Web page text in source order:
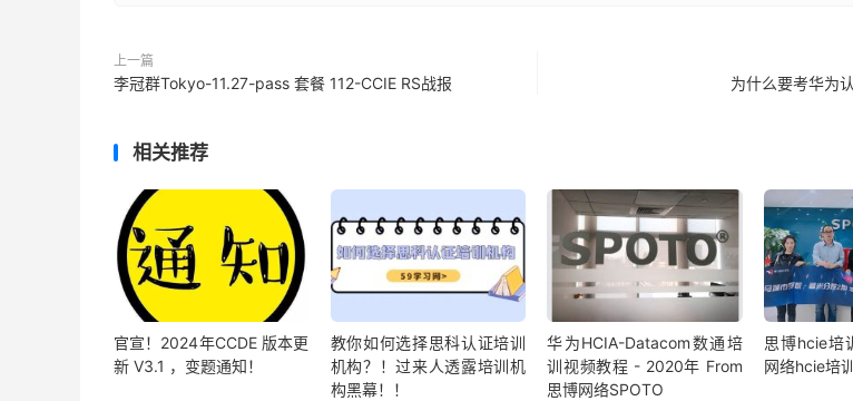
上一篇
李冠群Tokyo-11.27-pass 套餐 112-CCIE RS战报 为什么要考华为
相关推荐
官宣！2024年CCDE 版本更
新 V3.1 ，变题通知！
教你如何选择思科认证培训
机构？！过来人透露培训机
构黑幕！！
华为HCIA-Datacom数通培
训视频教程 - 2020年 From
思博网络SPOTO
思博hcie培
网络hcie培